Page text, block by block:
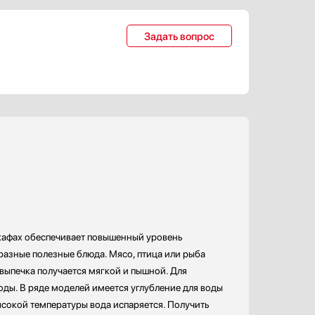
Задать вопрос
обеспечивает повышенный уровень
полезные блюда. Мясо, птица или рыба
получается мягкой и пышной. Для
В ряде моделей имеется углубление для воды
температуры вода испаряется. Получить